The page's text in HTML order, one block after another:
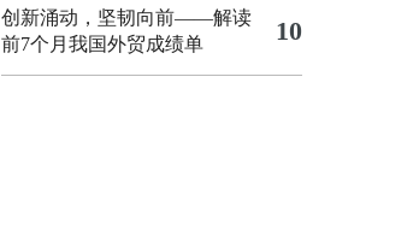
创新涌动，坚韧向前——解读
前7个月我国外贸成绩单
10